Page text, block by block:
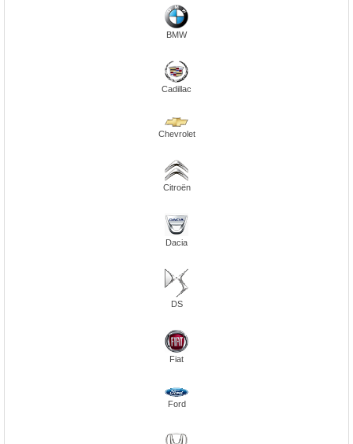
BMW
Cadillac
Chevrolet
Citroën
Dacia
DS
Fiat
Ford